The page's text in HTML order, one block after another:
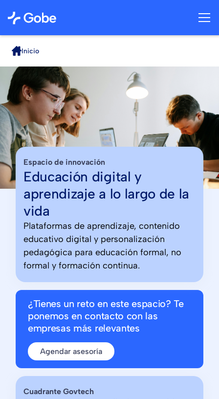
Inicio
Espacio de innovación
Educación digital y
aprendizaje a lo largo de la
vida
Plataformas de aprendizaje, contenido
educativo digital y personalización
pedagógica para educación formal, no
formal y formación continua.
¿Tienes un reto en este espacio? Te
ponemos en contacto con las
empresas más relevantes
Agendar asesoría
Cuadrante Govtech